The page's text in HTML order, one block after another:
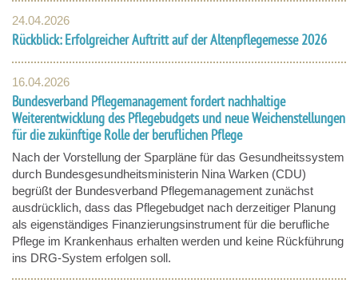
24.04.2026
Rückblick: Erfolgreicher Auftritt auf der Altenpflegemesse 2026
16.04.2026
Bundesverband Pflegemanagement fordert nachhaltige
Weiterentwicklung des Pflegebudgets und neue Weichenstellungen
für die zukünftige Rolle der beruflichen Pflege
Nach der Vorstellung der Sparpläne für das Gesundheitssystem
durch Bundesgesundheitsministerin Nina Warken (CDU)
begrüßt der Bundesverband Pflegemanagement zunächst
ausdrücklich, dass das Pflegebudget nach derzeitiger Planung
als eigenständiges Finanzierungsinstrument für die berufliche
Pflege im Krankenhaus erhalten werden und keine Rückführung
ins DRG-System erfolgen soll.